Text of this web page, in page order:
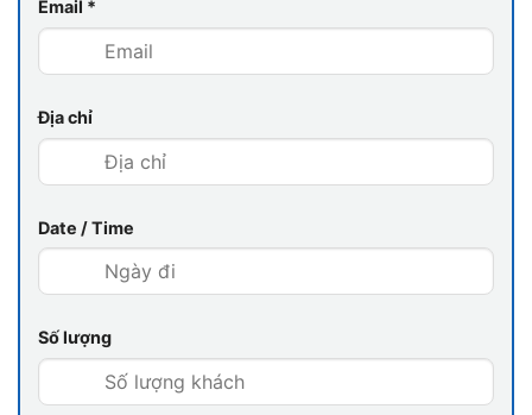
Trên du thuyền, du khách có thể thư giãn tại bể
Email *
Địa chỉ
Date / Time
Số lượng